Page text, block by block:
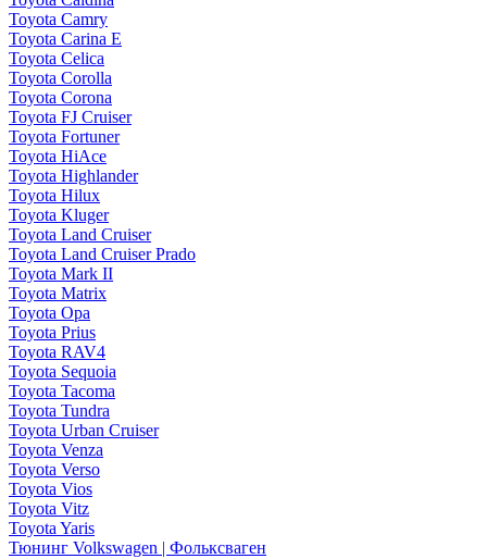
Toyota Camry
Toyota Carina E
Toyota Celica
Toyota Corolla
Toyota Corona
Toyota FJ Cruiser
Toyota Fortuner
Toyota HiAce
Toyota Highlander
Toyota Hilux
Toyota Kluger
Toyota Land Cruiser
Toyota Land Cruiser Prado
Toyota Mark II
Toyota Matrix
Toyota Opa
Toyota Prius
Toyota RAV4
Toyota Sequoia
Toyota Tacoma
Toyota Tundra
Toyota Urban Cruiser
Toyota Venza
Toyota Verso
Toyota Vios
Toyota Vitz
Toyota Yaris
Тюнинг Volkswagen | Фольксваген